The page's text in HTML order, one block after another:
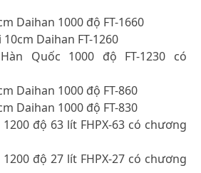
Daihan 1000 độ FT-1660
Daihan FT-1260
Quốc 1000 độ FT-1230 có
Daihan 1000 độ FT-860
Daihan 1000 độ FT-830
độ 63 lít FHPX-63 có chương
độ 27 lít FHPX-27 có chương